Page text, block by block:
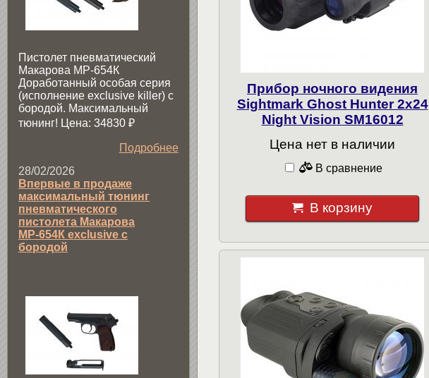
Прибор ночного видения
Sightmark Ghost Hunter 2x24
Night Vision SM16012
Цена нет в наличии
В сравнение
В корзину
Пистолет пневматический
Макарова МР-654К
Доработанный особая серия
(исполнение exclusive killer) с
бородой. Максимальный
тюнинг! Цена: 34830 ₽
Подробнее
28/02/2026
Впервые в продаже
максимальный тюнинг
пневматического
пистолета Макарова
МР-654К exclusive с
бородой